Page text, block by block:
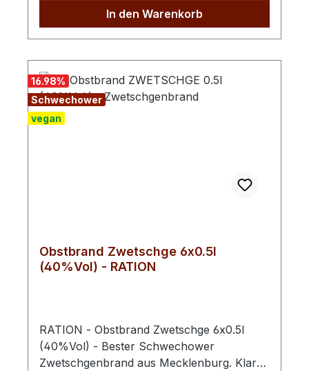
fernzuhalten und den samtigen
denn eines ist klar wie Schwechower
Obstbrand: Unser Zwetschgenbrand ist
nicht ohne Grund einer der Renner in
In den Warenkorb
16.98%
Schwechower
vegan
Obstbrand Zwetschge 6x0.5l
(40%Vol) - RATION
RATION - Obstbrand Zwetschge 6x0.5l
(40%Vol) - Bester Schwechower
Zwetschgenbrand aus Mecklenburg. Klar